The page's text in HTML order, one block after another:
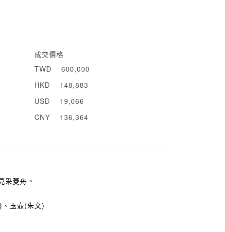
成交價格
TWD
600,000
HKD
148,883
USD
19,066
CNY
136,364
采菱舟。
玉壺(朱文)